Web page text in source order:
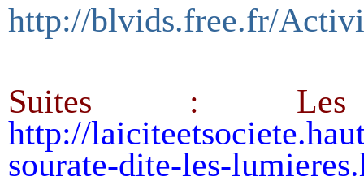
http://blvids.free.fr/
Suites : Les
http://
sourate-dite-les-